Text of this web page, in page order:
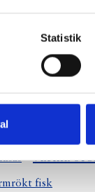
Statistik
varma
fisk